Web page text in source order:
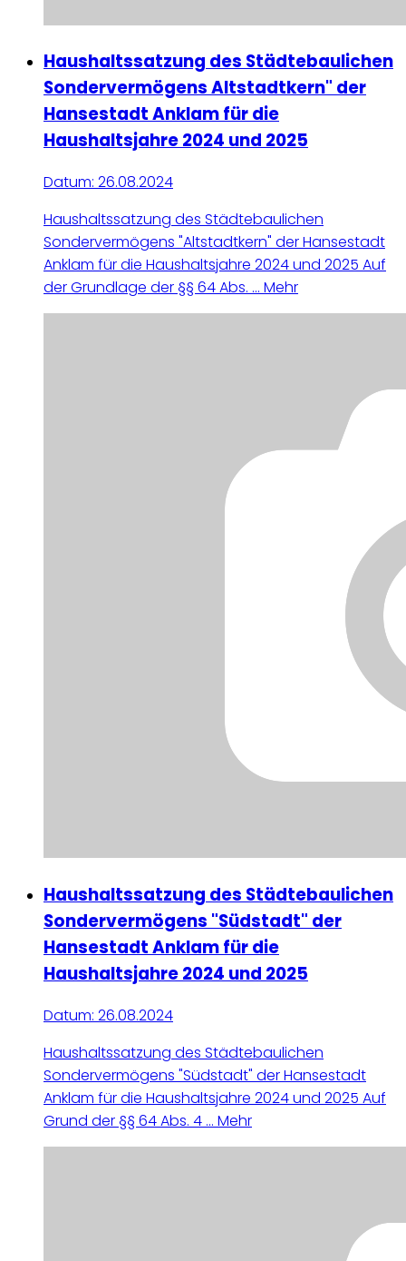
Haushaltssatzung des Städtebaulichen
Sondervermögens Altstadtkern" der
Hansestadt Anklam für die
Haushaltsjahre 2024 und 2025
Datum: 26.08.2024
Haushaltssatzung des Städtebaulichen
Sondervermögens "Altstadtkern" der Hansestadt
Anklam für die Haushaltsjahre 2024 und 2025 Auf
der Grundlage der §§ 64 Abs. ... Mehr
Haushaltssatzung des Städtebaulichen
Sondervermögens "Südstadt" der
Hansestadt Anklam für die
Haushaltsjahre 2024 und 2025
Datum: 26.08.2024
Haushaltssatzung des Städtebaulichen
Sondervermögens "Südstadt" der Hansestadt
Anklam für die Haushaltsjahre 2024 und 2025 Auf
Grund der §§ 64 Abs. 4 ... Mehr